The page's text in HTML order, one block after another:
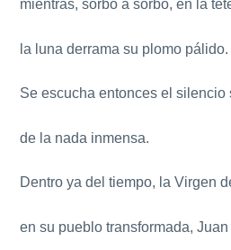
mientras, sorbo a sorbo, en la
la luna derrama su plomo pálido.
Se escucha entonces el silencio
de la nada inmensa.
Dentro ya del tiempo, la Virgen
en su pueblo transformada,